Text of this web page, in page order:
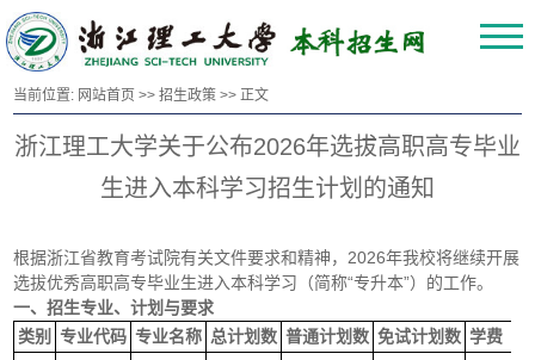
当前位置: 网站首页 >>招生政策 >> 正文
浙江理工大学关于公布2026年选拔高职高专毕业
生进入本科学习招生计划的通知
根据浙江省教育考试院有关文件要求和精神，2026年我校将继续开展
选拔优秀高职高专毕业生进入本科学习（简称“专升本”）的工作。
一、招生专业、计划与要求
类别
专业代码 专业名称 总计划数 普通计划数 免试计划数 学费（